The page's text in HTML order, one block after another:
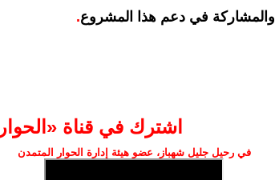
والمشاركة في دعم هذا المشروع.
اشترك في قناة
في رحيل جليل شهباز، عضو هيئة إدارة الحوار المتمدن